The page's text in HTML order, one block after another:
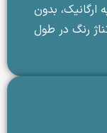
ارگانیک، بدون
رنگ در طول